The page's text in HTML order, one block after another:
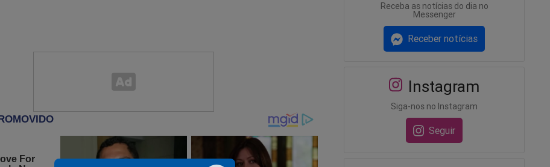
SBT conquista feito histórico dando 'surra' na Globo em pleno
domingo
Receba as notícias do dia no
Messenger
Receber notícias
Instagram
Siga-nos no Instagram
Seguir